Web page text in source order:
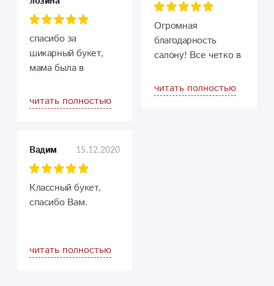
спасибо за
шикарный букет,
мама была в
рекомендовать
друзьям
читать полностью
Огромная
благодарность
салону! Все четко в
пожелания и даже
открытка от руки
читать полностью
Вадим 15.12.2020
Классный букет,
спасибо Вам.
читать полностью